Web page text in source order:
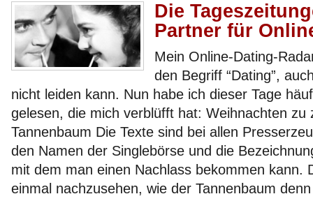
Die
Partner für
Mein Online-Dating-
den Begriff “Dating”,
nicht leiden kann. Nun habe ich dieser Tage
gelesen, die mich verblüfft hat: Weihnachten zu
Tannenbaum Die Texte sind bei allen
den Namen der Singlebörse und die
mit dem man einen Nachlass bekommen kann.
einmal nachzusehen, wie der Tannenbaum